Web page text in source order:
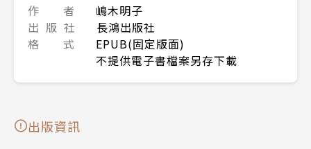
作 者
嶋木明子
出 版 社
長鴻出版社
格 式
EPUB(固定版面)
不提供電子書檔案另存下載
出版資訊